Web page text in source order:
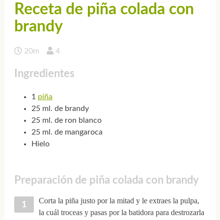
Receta de piña colada con
brandy
20m 4
Ingredientes
1 piña
25 ml. de brandy
25 ml. de ron blanco
25 ml. de mangaroca
Hielo
Preparación de piña colada con brandy
Corta la piña justo por la mitad y le extraes la pulpa,
la cuál troceas y pasas por la batidora para destrozarla